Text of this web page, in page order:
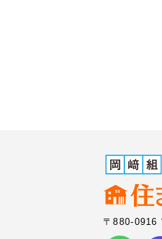
〒880-0916